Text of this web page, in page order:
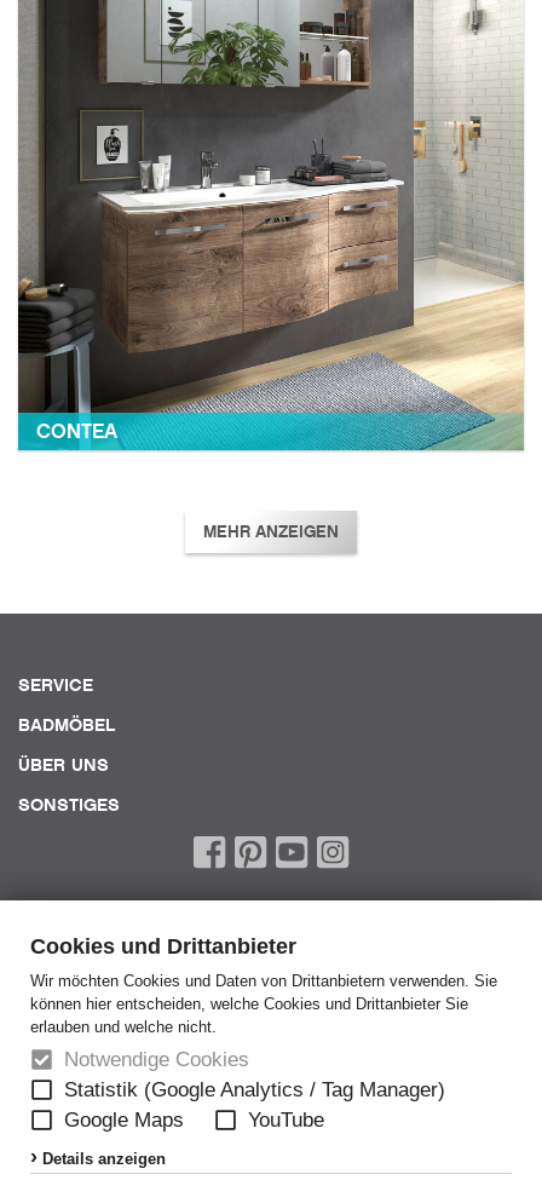
Cookies und Drittanbieter
Wir möchten Cookies und Daten von Drittanbietern verwenden. Sie
können hier entscheiden, welche Cookies und Drittanbieter Sie
erlauben und welche nicht.
Notwendige Cookies
Statistik (Google Analytics / Tag Manager)
Google Maps
YouTube
Details anzeigen
CONTEA
MEHR ANZEIGEN
SERVICE
BADMÖBEL
ÜBER UNS
SONSTIGES
Home
AEB
Datenschutz